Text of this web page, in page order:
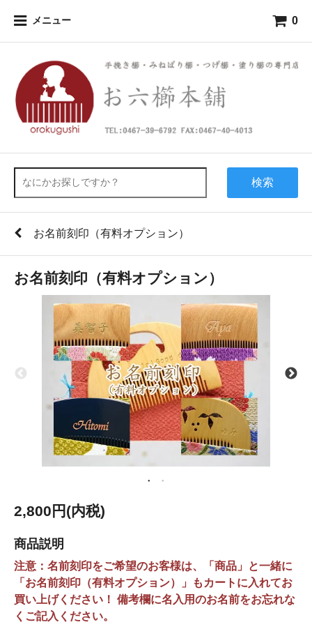
メニュー 0
検索
お名前刻印（有料オプション）
お名前刻印（有料オプション）
2,800円(内税)
商品説明
注意：名前刻印をご希望のお客様は、「商品」と一緒に
「お名前刻印（有料オプション）」もカートに入れてお
買い上げください！ 備考欄に名入用のお名前をお忘れな
くご記入ください。